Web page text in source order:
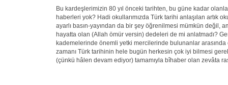
Bu kardeşlerimizin 80 yıl önceki tarihten, bu güne kadar
haberleri yok? Hadi okullarımızda Türk tarihi anlaşılan artık
ayarlı basın-yayından da bir şey öğrenilmesi mümkün değil,
hayatta olan (Allah ömür versin) dedeleri de mi anlatmadı?
kademelerinde önemli yetki mercilerinde bulunanlar
zamanı Türk tarihinin hele bugün herkesin çok iyi bilmesi
(çünkü hâlen devam ediyor) tamamıyla bîhaber olan zevâta